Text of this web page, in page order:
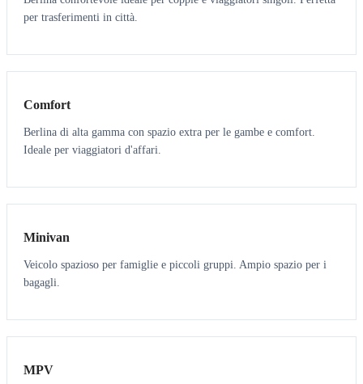
per trasferimenti in città.
3 3
Comfort
Berlina di alta gamma con spazio extra per le gambe e comfort.
Ideale per viaggiatori d'affari.
6 5
Minivan
Veicolo spazioso per famiglie e piccoli gruppi. Ampio spazio per i
bagagli.
7 7
MPV